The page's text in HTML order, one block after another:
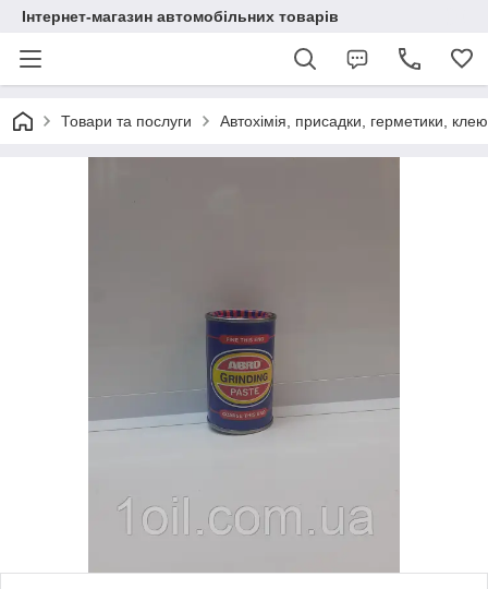
Інтернет-магазин автомобільних товарів
Товари та послуги Автохімія, присадки, герметики,